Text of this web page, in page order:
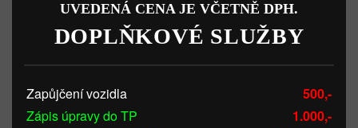
UVEDENÁ CENA JE VČETNĚ DPH.
DOPLŇKOVÉ SLUŽBY
Zapůjčení vozidla
500,-
Zápis úpravy do TP
1.000,-